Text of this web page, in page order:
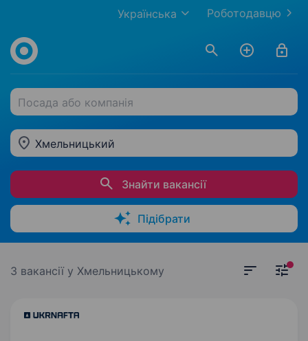
Роботодавцю
Українська
Посада або компанія
Хмельницький
Знайти вакансії
Підібрати
3 вакансії у Хмельницькому